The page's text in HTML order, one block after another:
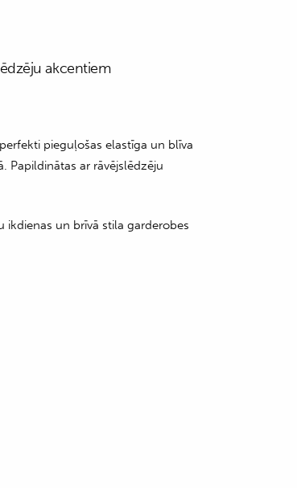
akcentiem
perfekti pieguļošas elastīga un blīva
Papildinātas ar rāvējslēdzēju
un brīvā stila garderobes